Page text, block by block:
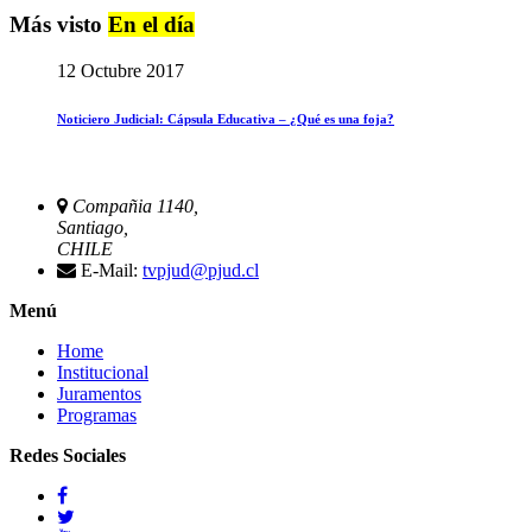
Más visto En el día
12 Octubre 2017
Noticiero Judicial: Cápsula Educativa – ¿Qué es una foja?
Compañia 1140,
Santiago,
CHILE
E-Mail: tvpjud@pjud.cl
Menú
Home
Institucional
Juramentos
Programas
Redes Sociales